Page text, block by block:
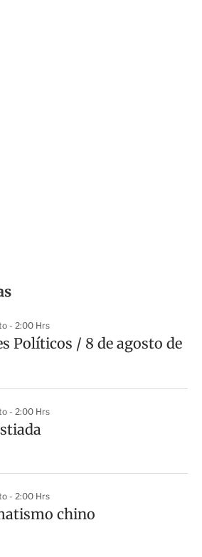
- 2:00 Hrs
Políticos / 8 de agosto de
- 2:00 Hrs
- 2:00 Hrs
chino